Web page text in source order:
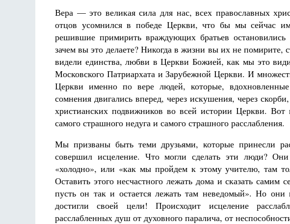
Вера — это великая сила для нас, всех православных
отцов усомнился в победе Церкви, что бы мы сейчас
решившие примирить враждующих братьев
зачем вы это делаете? Никогда в жизни вы их не
видели единства, любви в Церкви Божией, как мы это
Московского Патриархата и Зарубежной Церкви. И
Церкви именно по вере людей, которые,
сомнения двигались вперед, через искушения, через
христианских подвижников во всей истории Церкви.
самого страшного недуга и самого страшного расслабления.
Мы призваны быть теми друзьями, которые принесли
совершил исцеление. Что могли сделать эти люди?
«холодно», или «как мы пройдем к этому учителю, там
Оставить этого несчастного лежать дома и сказать
пусть он так и остается лежать там неведомый». Но они
достигли своей цели! Происходит исцеление
расслабленных душ от духовного паралича, от